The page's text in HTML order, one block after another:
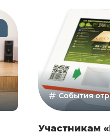
События
Участникам